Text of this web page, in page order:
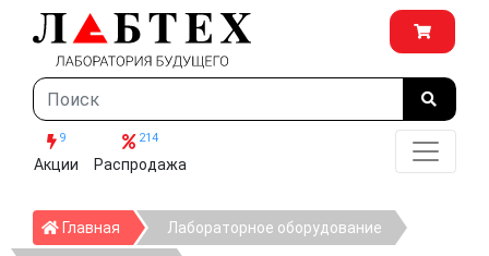
9
Акции
214
Распродажа
Главная ГлавнаяЛабораторное оборудование